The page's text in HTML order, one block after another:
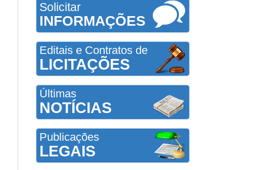
Solicitar
INFORMAÇÕES
Editais e Contratos de
LICITAÇÕES
Últimas
NOTÍCIAS
Publicações
LEGAIS